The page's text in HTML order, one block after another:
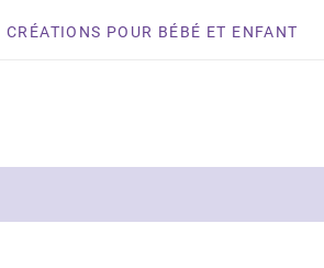
CRÉATIONS POUR BÉBÉ ET ENFANT